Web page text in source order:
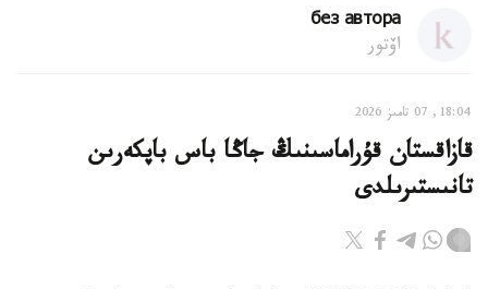
без автора
اۆتور
18:04, 07 تامىز 2026
قازاقستان قۇراماسىنىڭ جاڭا باس باپكەرىن
تانىستىرىلدى